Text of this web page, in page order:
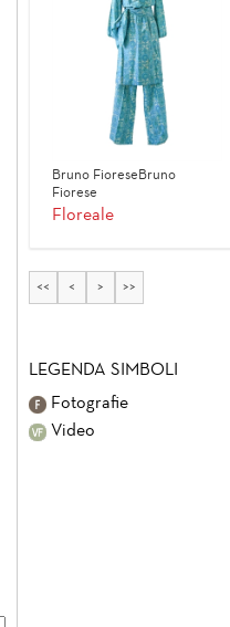
Bruno FioreseBruno
Fiorese
Floreale
<< < > >>
LEGENDA SIMBOLI
Fotografie
Video